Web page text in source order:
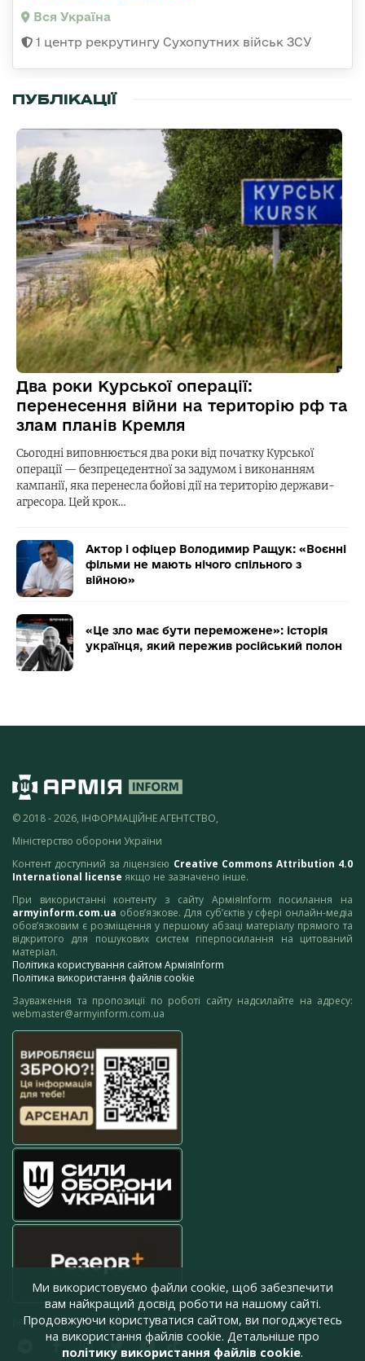
Вся Україна
1 центр рекрутингу Сухопутних військ ЗСУ
ПУБЛІКАЦІЇ
Два роки Курської операції:
перенесення війни на територію рф та
злам планів Кремля
Сьогодні виповнюється два роки від початку Курської
операції — безпрецедентної за задумом і виконанням
кампанії, яка перенесла бойові дії на територію держави-
агресора. Цей крок…
Актор і офіцер Володимир Ращук: «Воєнні
фільми не мають нічого спільного з
війною»
«Це зло має бути переможене»: історія
українця, який пережив російський полон
© 2018 - 2026, ІНФОРМАЦІЙНЕ АГЕНТСТВО,
Міністерство оборони України
Контент доступний за ліцензією Creative Commons Attribution 4.0
International license якщо не зазначено інше.
При використанні контенту з сайту АрміяInform посилання на
armyinform.com.ua обов’язкове. Для суб’єктів у сфері онлайн-медіа
обов’язковим є розміщення у першому абзаці матеріалу прямого та
відкритого для пошукових систем гіперпосилання на цитований
матеріал.
Політика користування сайтом АрміяInform
Політика використання файлів cookie
Зауваження та пропозиції по роботі сайту надсилайте на адресу:
webmaster@armyinform.com.ua
press@armyinform.com.ua
Ми використовуємо файли cookie, щоб забезпечити
вам найкращий досвід роботи на нашому сайті.
Продовжуючи користуватися сайтом, ви погоджуєтесь
на використання файлів cookie. Детальніше про
політику використання файлів cookie.